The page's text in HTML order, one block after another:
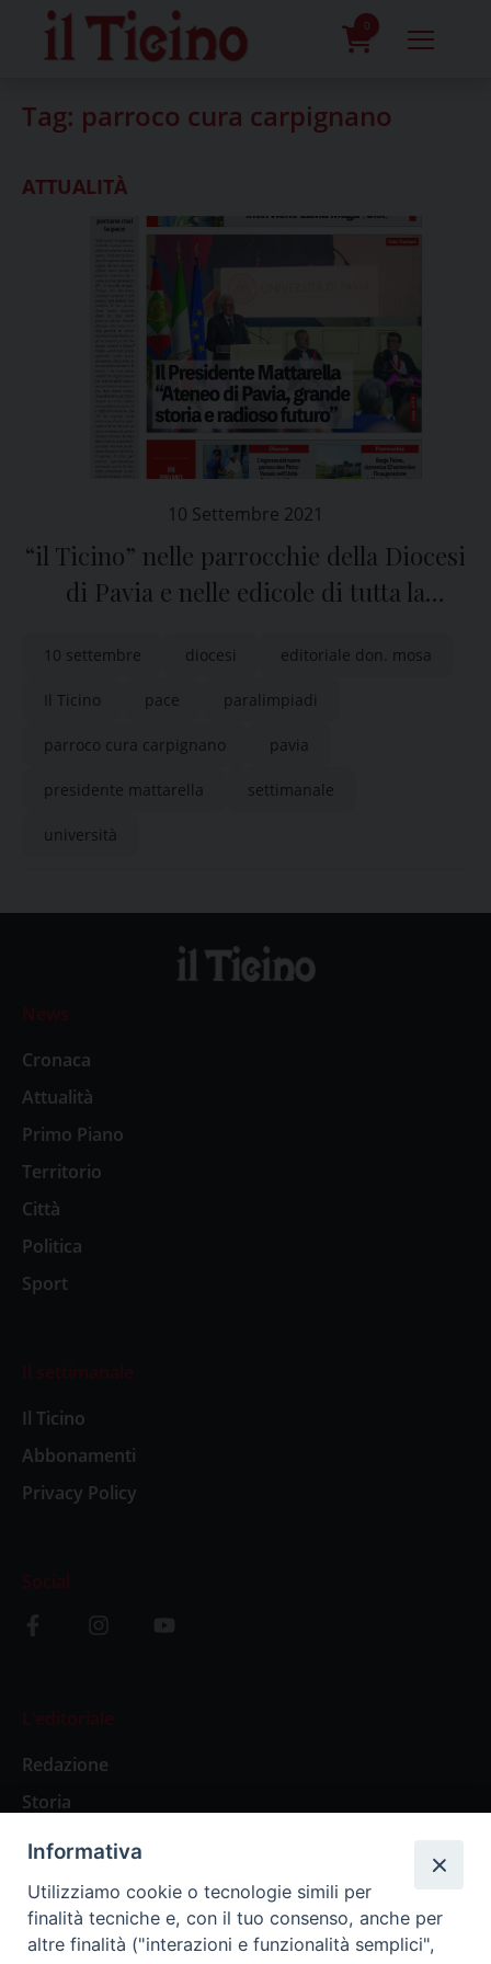
content
0
Tag: parroco cura carpignano
ATTUALITÀ
10 Settembre 2021
“il Ticino” nelle parrocchie della Diocesi
di Pavia e nelle edicole di tutta la
10 settembre diocesi editoriale don. mosa
Il Ticino pace paralimpiadi
parroco cura carpignano pavia
presidente mattarella settimanale
università
News
Cronaca
Attualità
Primo Piano
Territorio
Città
Politica
Sport
Il settimanale
Il Ticino
Abbonamenti
Privacy Policy
Social
L’editoriale
Redazione
Storia
Abbonamenti
Abbonamento Annuale Digitale
Informativa
Utilizziamo cookie o tecnologie simili per
finalità tecniche e, con il tuo consenso, anche per
altre finalità ("interazioni e funzionalità semplici",